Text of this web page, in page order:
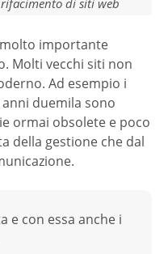
di siti web
importante
Molti vecchi siti non
Ad esempio i
duemila sono
ormai obsolete e poco
della gestione che dal
e con essa anche i